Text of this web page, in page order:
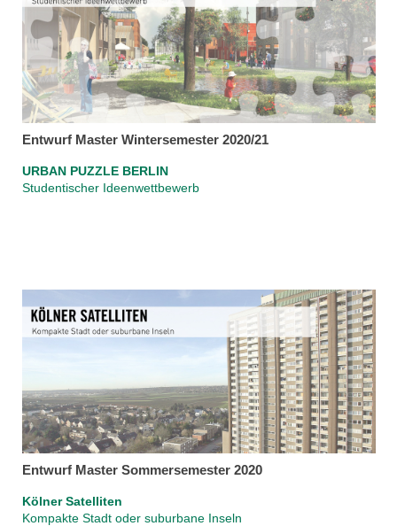
Entwurf Master Wintersemester 2020/21
URBAN PUZZLE BERLIN
Studentischer Ideenwettbewerb
Entwurf Master Sommersemester 2020
Kölner Satelliten
Kompakte Stadt oder suburbane Inseln